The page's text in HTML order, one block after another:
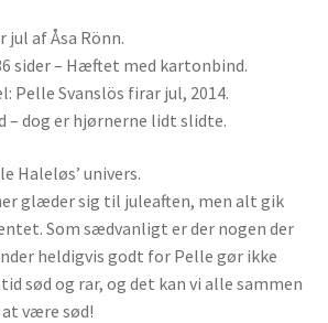
af Åsa Rönn.
sider – Hæftet med kartonbind.
Pelle Svanslös firar jul, 2014.
– dog er hjørnerne lidt slidte.
Haleløs’ univers.
glæder sig til juleaften, men alt gik
Som sædvanligt er der nogen der
heldigvis godt for Pelle gør ikke
sød og rar, og det kan vi alle sammen
være sød!